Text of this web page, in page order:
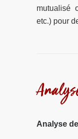
mutualisé
etc.) pour
Analyse